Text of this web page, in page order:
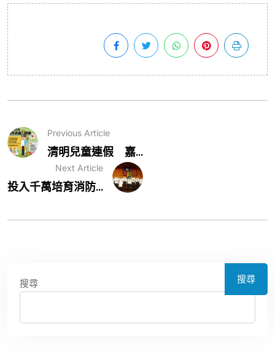
Previous Article
清明兒童連假 嘉...
Next Article
投入千萬培育消防...
搜尋 搜尋